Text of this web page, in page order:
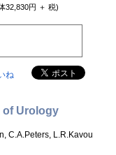
32,830円 ＋ 税)
ね
of Urology
C.A.Peters, L.R.Kavou